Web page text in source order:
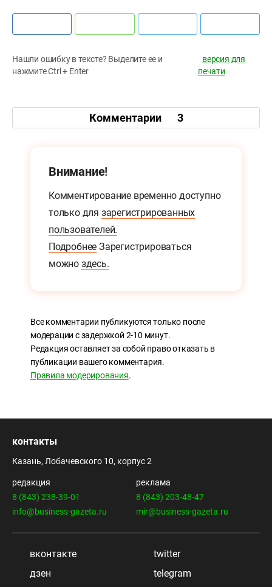
Нашли ошибку в тексте? Выделите ее и
нажмите Ctrl + Enter
версия для
печати
Комментарии 3
Внимание!
Комментирование временно доступно
только для зарегистрированных
пользователей.
Подробнее Зарегистрироваться
можно здесь.
Все комментарии публикуются только после
модерации с задержкой 2-10 минут.
Редакция оставляет за собой право отказать в
публикации вашего комментария.
Правила модерирования.
контакты
Казань, Лобачевского 10, корпус 2
редакция
8 (843) 238-39-01
info@business-gazeta.ru
реклама
8 (843) 203-48-47
mir@business-gazeta.ru
вконтакте
twitter
дзен
telegram